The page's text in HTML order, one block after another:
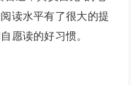
读水平有了很大的提
愿读的好习惯。